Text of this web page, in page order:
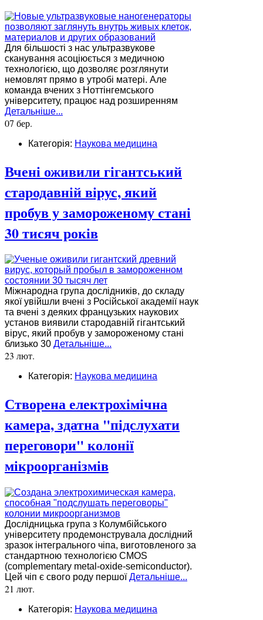
Для більшості з нас ультразвукове
сканування асоціюється з медичною
технологією, що дозволяє розглянути
немовлят прямо в утробі матері. Але
команда вчених з Ноттінгемського
університету, працює над розширенням
Детальніше...
07 бер.
Категорія: Наукова медицина
Вчені оживили гігантський
стародавній вірус, який
пробув у замороженому стані
30 тисяч років
Міжнародна група дослідників, до складу
якої увійшли вчені з Російської академії наук
та вчені з деяких французьких наукових
установ виявили стародавній гігантський
вірус, який пробув у замороженому стані
близько 30 Детальніше...
23 лют.
Категорія: Наукова медицина
Створена електрохімічна
камера, здатна "підслухати
переговори" колонії
мікроорганізмів
Дослідницька група з Колумбійського
університету продемонструвала дослідний
зразок інтегрального чіпа, виготовленого за
стандартною технологією CMOS
(complementary metal-oxide-semiconductor).
Цей чіп є свого роду першоїДетальніше...
21 лют.
Категорія: Наукова медицина